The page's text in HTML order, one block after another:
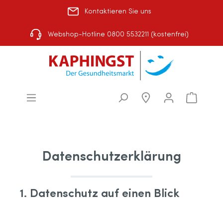
Kontaktieren Sie uns
Webshop-Hotline 0800 5532211 (kostenfrei)
Datenschutzerklärung
1. Datenschutz auf einen Blick